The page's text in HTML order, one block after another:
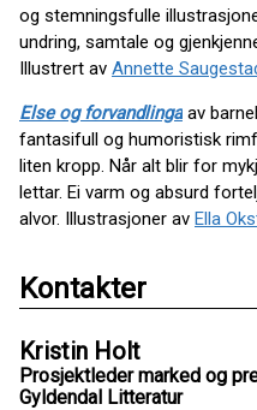
og stemningsfulle
undring, samtale og
Illustrert av Annette
Else og forvandlinga av
fantasifull og humoristisk
liten kropp. Når alt blir for
lettar. Ei varm og absurd
alvor. Illustrasjoner av Ella
Kontakter
Kristin Holt
Prosjektleder marked og
Gyldendal Litteratur